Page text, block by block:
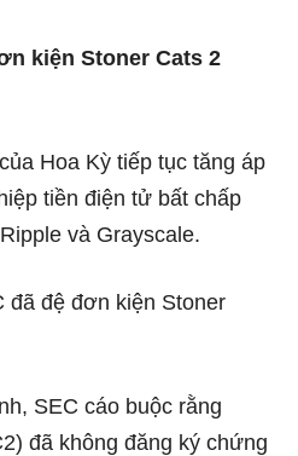
kiện Stoner Cats 2
Hoa Kỳ tiếp tục tăng áp
tiền điện tử bất chấp
và Grayscale.
đã đệ đơn kiện Stoner
SEC cáo buộc rằng
đã không đăng ký chứng